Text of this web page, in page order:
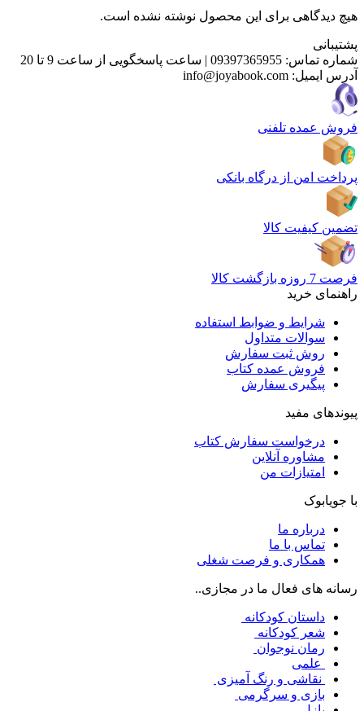
هیچ دیدگاهی برای این محصول نوشته نشده است.
پشتیبانی
شماره تماس: 09397365955
| ساعت پاسخگویی از ساعت 9 تا 20
آدرس ایمیل: info@joyabook.com
فروش عمده تلفنی
پرداخت امن از درگاه بانکی
تضمین کیفیت کالا
فرصت 7 روزه بازگشت کالا
راهنمای خرید
شرایط و ضوابط استفاده
سوالات متداول
روش ثبت سفارش
فروش عمده کتاب
پیگیری سفارش
پیوندهای مفید
درخواست سفارش کتاب
مشاوره آنلاین
امتیازات من
با جویابوک
درباره ما
تماس با ما
همکاری و فرصت شغلی
رسانه های فعال ما در مجازی..
داستان کودکانه
شعر کودکانه
رمان نوجوان
علمی
نقاشی و رنگ آمیزی
بازی و سرگرمی